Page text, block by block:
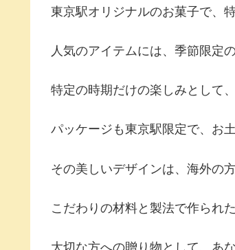
東京駅オリジナルのお菓子で、
人気のアイテムには、季節限定
特定の時期だけの楽しみとして
パッケージも東京駅限定で、お
その美しいデザインは、海外の
こだわりの材料と製法で作られ
大切な方への贈り物として、あ